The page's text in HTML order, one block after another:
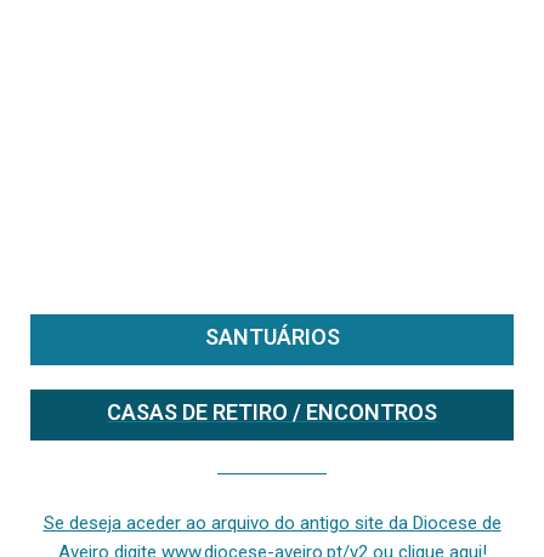
SANTUÁRIOS
CASAS DE RETIRO / ENCONTROS
Se deseja aceder ao arquivo do antigo site da Diocese de
Aveiro digite www.diocese-aveiro.pt/v2 ou clique aqui!